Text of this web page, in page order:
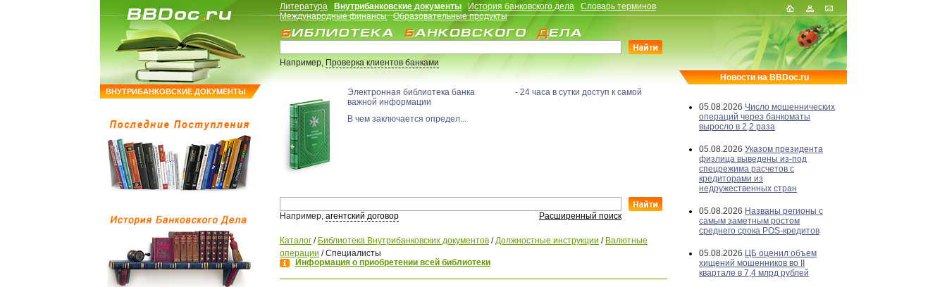
ВНУТРИБАНКОВСКИЕ ДОКУМЕНТЫ
Литература Внутрибанковские документы История банковского дела
Словарь терминов
Международные финансы
Образовательные продукты
Например,Проверка клиентов банками
Электронная библиотека банка - 24 часа в сутки доступ к самой
важной информации
В чем заключается определ...
Например, агентский договор Расширенный поиск
Каталог / Библиотека Внутрибанковских документов /Должностные инструкции / Валютные
операции /Специалисты
Информация о приобретении всей библиотеки
Новости на BBDoc.ru
05.08.2026 Число мошеннических
операций через банкоматы
выросло в 2,2 раза
05.08.2026 Указом президента
физлица выведены из-под
спецрежима расчетов с
кредиторами из
недружественных стран
05.08.2026 Названы регионы с
самым заметным ростом
среднего срока POS-кредитов
05.08.2026 ЦБ оценил объем
хищений мошенников во II
квартале в 7,4 млрд рублей